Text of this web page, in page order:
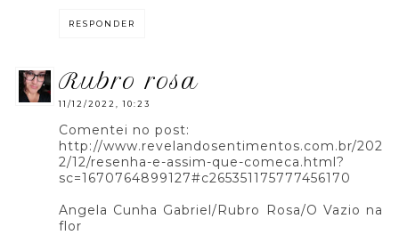
RESPONDER
rubro rosa
11/12/2022, 10:23
Comentei no post:
http://www.revelandosentimentos.com.br/202
2/12/resenha-e-assim-que-comeca.html?
sc=1670764899127#c265351175777456170
Angela Cunha Gabriel/Rubro Rosa/O Vazio na
flor